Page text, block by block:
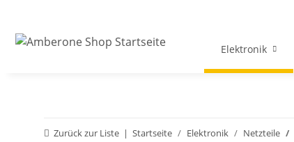
Elektronik
Zurück zur Liste Startseite Elektronik Netzteile